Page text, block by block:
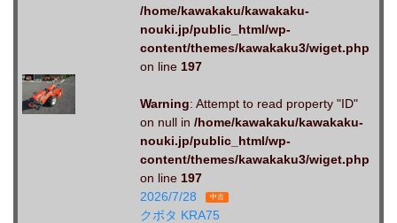
/home/kawakaku/kawakaku-
nouki.jp/public_html/wp-
content/themes/kawakaku3/wiget.php
on line 197
Warning: Attempt to read property "ID"
on null in /home/kawakaku/kawakaku-
nouki.jp/public_html/wp-
content/themes/kawakaku3/wiget.php
on line 197
2026/7/28
中古
クボタ KRA75